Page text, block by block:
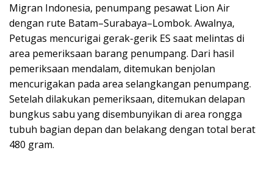
Migran Indonesia, penumpang pesawat Lion Air
dengan rute Batam–Surabaya–Lombok. Awalnya,
Petugas mencurigai gerak-gerik ES saat melintas di
area pemeriksaan barang penumpang. Dari hasil
pemeriksaan mendalam, ditemukan benjolan
mencurigakan pada area selangkangan penumpang.
Setelah dilakukan pemeriksaan, ditemukan delapan
bungkus sabu yang disembunyikan di area rongga
tubuh bagian depan dan belakang dengan total berat
480 gram.